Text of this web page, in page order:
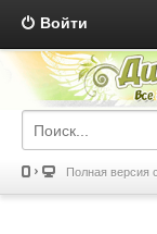
Войти
Полная версия